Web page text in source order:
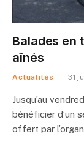
Balades en
aînés
Actualités 31
Jusqu’au
bénéficier d’un
offert par